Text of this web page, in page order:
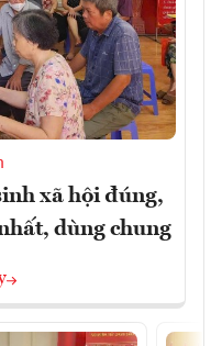
xã hội đúng,
dùng chung